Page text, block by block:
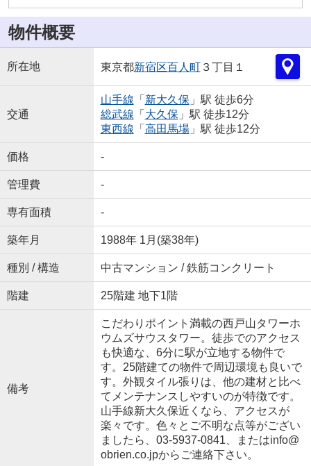
物件概要
所在地 東京都新宿区百人町３丁目１
交通
山手線 「 新大久保 」駅 徒歩6分
総武線 「 大久保 」駅 徒歩12分
東西線 「 高田馬場」駅 徒歩12分
価格 -
管理費 -
専有面積 -
築年月 1988年 1月(築38年)
種別 / 構造 中古マンション / 鉄筋コンクリート
階建 25階建 地下1階
備考
こだわりポイント満載の西戸山タワーホ
ウムズサウスタワー。徒歩でのアクセス
も快適な、6分に駅が立地する物件で
す。25階建ての物件で周辺環境も良いで
す。外観タイル張りは、他の建材と比べ
てメンテナンスしやすいのが特徴です。
山手線新大久保近くなら、アクセスが
楽々です。色々とご不明な点等がござい
ましたら、03-5937-0841、またはinfo@
obrien.co.jpからご連絡下さい。